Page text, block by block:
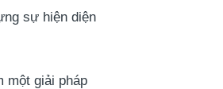
sự hiện diện
một giải pháp